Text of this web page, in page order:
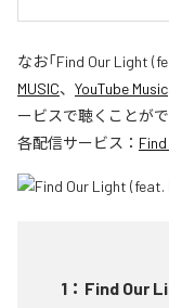
なお「Find Our Light
MUSIC、 YouTube Music
ービスで聴くことがで
各配信サービス：
1 ： Find Our